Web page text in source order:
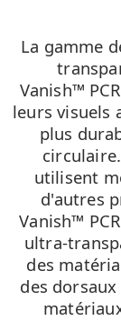
La gamme
Vanish™
leurs visuels
plus
utilisent
d'autres
Vanish™
ultra-
des
des